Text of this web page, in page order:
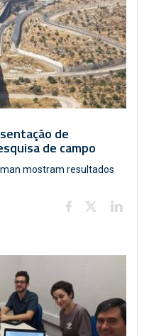
de
de campo
mostram resultados